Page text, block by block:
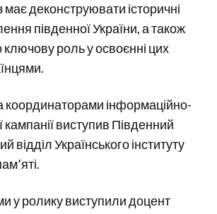
має деконструювати історичні
південної України, а також
ключову роль у освоєнні цих
координаторами інформаційно-
кампанії виступив Південний
відділ Українського інституту
у ролику виступили доцент